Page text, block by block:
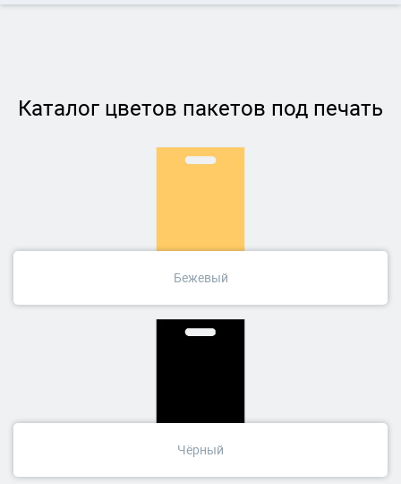
Каталог цветов пакетов под печать
Бежевый
Чёрный